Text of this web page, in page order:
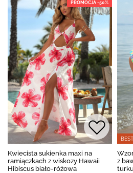
PROMOCJA -50%
Kwiecista sukienka maxi na
ramiączkach z wiskozy Hawaii
Hibiscus biało-różowa
z